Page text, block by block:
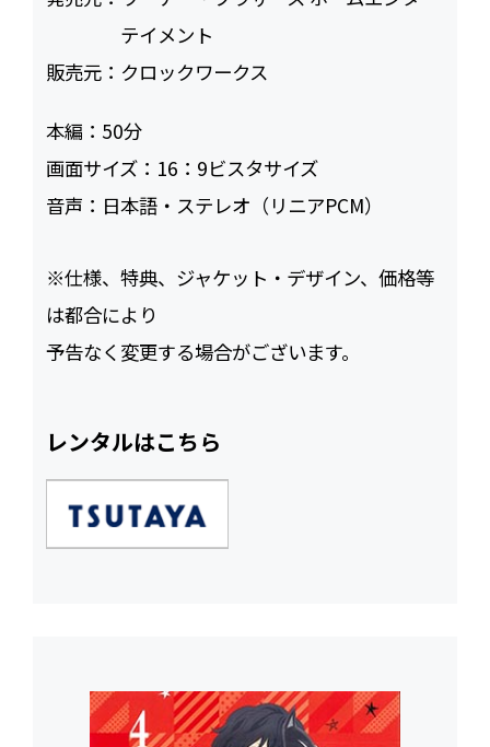
テイメント
販売元： クロックワークス
本編： 50
画面サイズ： 16：9ビスタサイズ
音声： 日本語・ステレオ（リニアPCM）
※仕様、特典、ジャケット・デザイン、価格等
は都合により
予告なく変更する場合がございます。
レンタルはこちら